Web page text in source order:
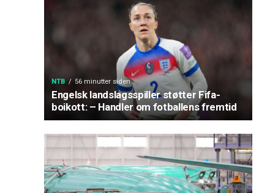
NTB 56 minutter siden
Engelsk landslagsspiller støtter Fifa-
boikott: – Handler om fotballens fremtid